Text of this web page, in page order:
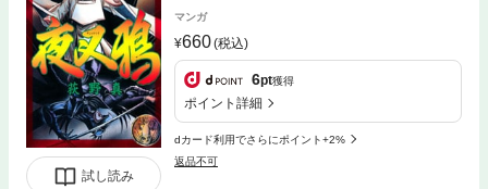
試し読み
マンガ
660(税込)
6pt獲得
ポイント詳細
dカード利用でさらにポイント+2%
返品不可